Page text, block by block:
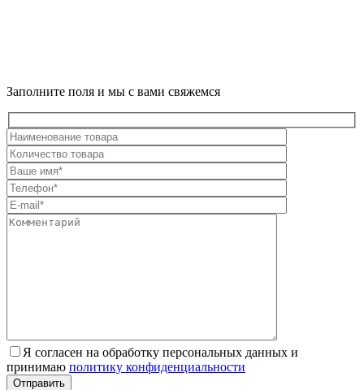
Заполните поля и мы с вами свяжемся
Я согласен на обработку персональных данных и
принимаю политику конфиденциальности
Отправить